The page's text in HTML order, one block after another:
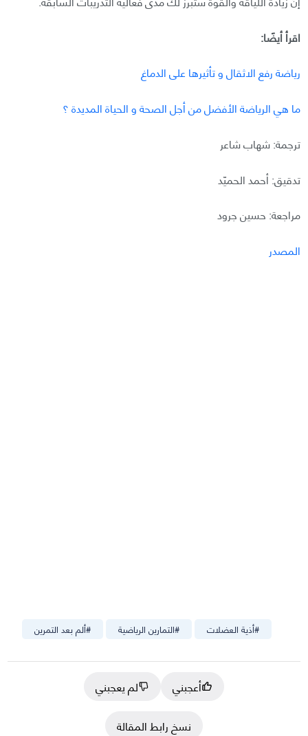
اقرأ أيضًا:
رياضة رفع الاثقال و تأثيرها على الدماغ
ما هي الرياضة الأفضل من أجل الصحة و الحياة المديدة ؟
ترجمة: شهاب شاعر
تدقيق: أحمد الحميّد
مراجعة: حسين جرود
المصدر
#ألم بعد التمرين #التمارين الرياضية #أذية العضلات
أعجبني
لم يعجبني
نسخ رابط المقالة